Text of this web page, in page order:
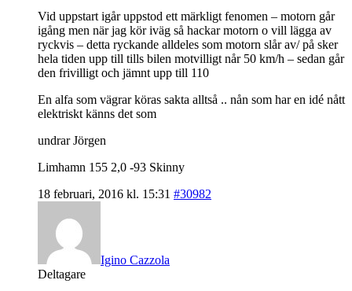
Vid uppstart igår uppstod ett märkligt fenomen – motorn går
igång men när jag kör iväg så hackar motorn o vill lägga av
ryckvis – detta ryckande alldeles som motorn slår av/ på sker
hela tiden upp till tills bilen motvilligt når 50 km/h – sedan går
den frivilligt och jämnt upp till 110
En alfa som vägrar köras sakta alltså .. nån som har en idé nått
elektriskt känns det som
undrar Jörgen
Limhamn 155 2,0 -93 Skinny
18 februari, 2016 kl. 15:31 #30982
Igino Cazzola
Deltagare